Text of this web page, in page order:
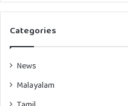
Categories
News
Malayalam